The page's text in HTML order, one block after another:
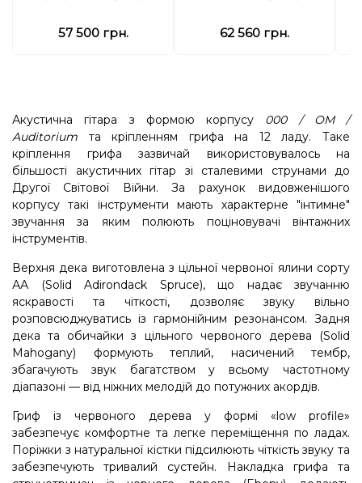
57 500 грн. 62 560 грн.
Акустична гітара з формою корпусу 000 / OM /
Auditorium та кріпленням грифа на 12 ладу. Таке
кріплення грифа зазвичай використовувалось на
більшості акустичних гітар зі сталевими струнами до
Другої Світової Війни. За рахунок видовженішого
корпусу такі інструменти мають характерне "інтимне"
звучання за яким полюють поціновувачі вінтажних
інструментів.
Верхня дека виготовлена з цільної червоної ялини сорту
АА (Solid Adirondack Spruce), що надає звучанню
яскравості та чіткості, дозволяє звуку вільно
розповсюджуватись із гармонійним резонансом. Задня
дека та обичайки з цільного червоного дерева (Solid
Mahogany) формують теплий, насичений тембр,
збагачують звук багатством у всьому частотному
діапазоні — від ніжних мелодій до потужних акордів.
Гриф із червоного дерева у формі «low profile»
забезпечує комфортне та легке переміщення по ладах.
Поріжки з натуральної кістки підсилюють чіткість звуку та
забезпечують тривалий сустейн. Накладка грифа та